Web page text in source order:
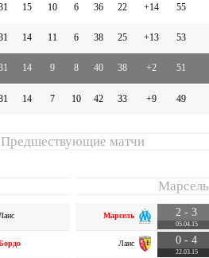
15 10 6 36 22 +14 55
14 11 6 38 25 +13 53
14 9 8 40 38 +2 51
14 7 10 42 33 +9 49
Предшествующие матчи
Ланс
Марсель
Марсель 2 - 3
05.04.15
Ланс 0 - 4
22.03.15